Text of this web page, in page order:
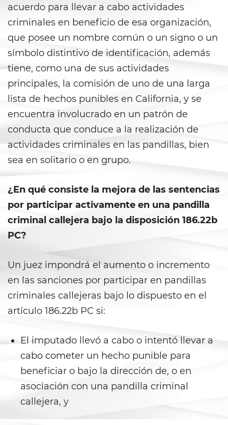
Elder Abuse
Permanent Restraining Order
Restraining Orders
Revenge Porn
Stalking
Temporary Restraining Order
Violation Of A Restraining Order
Posting Harmful Information on
the Internet
Driving Crimes
Evading A Police Officer
Carjacking
Vehicular Manslaughter
Drug Crimes
California Marijuana Laws
Manufacturing Drugs
acuerdo para llevar a cabo actividades
criminales en beneficio de esa organización,
que posee un nombre común o un signo o un
símbolo distintivo de identificación, además
tiene, como una de sus actividades
principales, la comisión de uno de una larga
lista de hechos punibles en California, y se
encuentra involucrado en un patrón de
conducta que conduce a la realización de
actividades criminales en las pandillas, bien
sea en solitario o en grupo.
¿En qué consiste la mejora de las sentencias
por participar activamente en una pandilla
criminal callejera bajo la disposición 186.22b
PC?
Un juez impondrá el aumento o incremento
en las sanciones por participar en pandillas
criminales callejeras bajo lo dispuesto en el
artículo 186.22b PC si:
El imputado llevó a cabo o intentó llevar a
cabo cometer un hecho punible para
beneficiar o bajo la dirección de, o en
asociación con una pandilla criminal
callejera, y